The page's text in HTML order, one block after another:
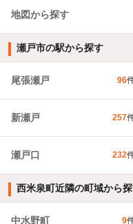
地図から探す
瀬戸市の駅から探す
尾張瀬戸 96
新瀬戸 257
瀬戸口 232
西米泉町近隣の町域から
中水野町 9